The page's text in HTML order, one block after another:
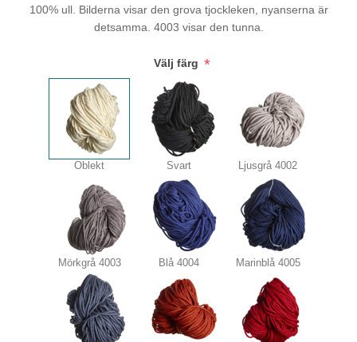
100% ull. Bilderna visar den grova tjockleken, nyanserna är
detsamma. 4003 visar den tunna.
Välj färg *
Oblekt Svart Ljusgrå 4002
Mörkgrå 4003 Blå 4004 Marinblå 4005